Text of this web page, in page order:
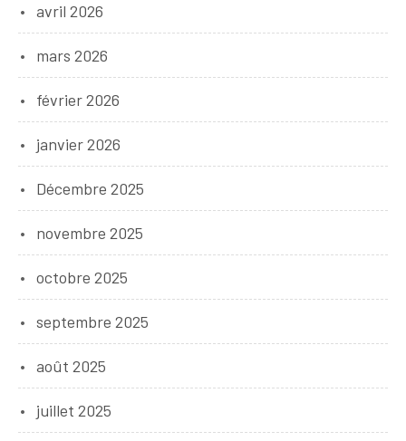
avril 2026
mars 2026
février 2026
janvier 2026
Décembre 2025
novembre 2025
octobre 2025
septembre 2025
août 2025
juillet 2025